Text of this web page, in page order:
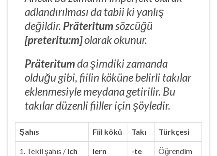
adlandırılması da tabii ki yanlış
değildir. Präteritumsözcüğü
[preteritu:m]olarak okunur.
Präteritumda şimdiki zamanda
olduğu gibi, fiilin köküne belirli takılar
eklenmesiyle meydana getirilir. Bu
takılar düzenli fiiller için şöyledir.
Şahıs Fiil kökü Takı Türkçesi
1. Tekil şahıs / ich lern -te Öğrendim